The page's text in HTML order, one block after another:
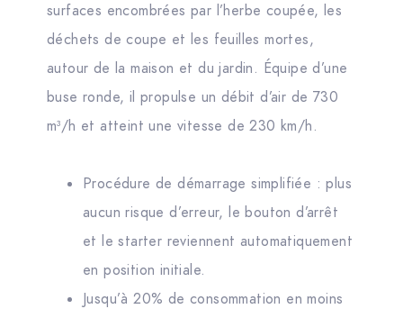
surfaces encombrées par l’herbe coupée, les
déchets de coupe et les feuilles mortes,
autour de la maison et du jardin. Équipe d’une
buse ronde, il propulse un débit d’air de 730
m³/h et atteint une vitesse de 230 km/h.
Procédure de démarrage simplifiée : plus
aucun risque d’erreur, le bouton d’arrêt
et le starter reviennent automatiquement
en position initiale.
Jusqu’à 20% de consommation en moins